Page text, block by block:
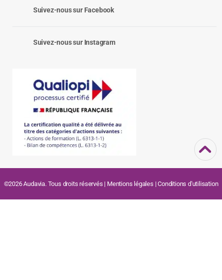
Suivez-nous sur Facebook
Suivez-nous sur Instagram
©2026 Audavia. Tous droits réservés | Mentions légales |Conditions d'utilisation